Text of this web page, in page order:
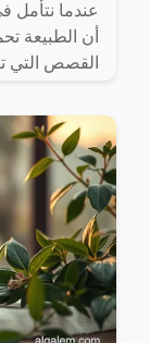
عندما نتأمل
أن الطبيعة
القصص التي